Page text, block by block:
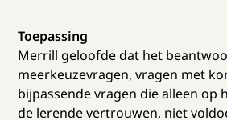
Toepassing
Merrill geloofde dat het
meerkeuzevragen, vragen met
bijpassende vragen die alleen op
de lerende vertrouwen, niet